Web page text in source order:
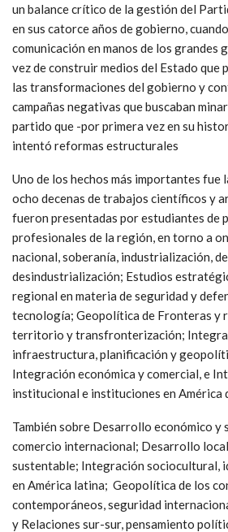
un balance crítico de la gestión del
en sus catorce años de gobierno,
comunicación en manos de los grandes
vez de construir medios del Estado que
las transformaciones del gobierno y
campañas negativas que buscaban
partido que -por primera vez en su
intentó reformas estructurales
Uno de los hechos más importantes fue
ocho decenas de trabajos científicos y
fueron presentadas por estudiantes de
profesionales de la región, en torno a
nacional, soberanía, industrialización,
desindustrialización; Estudios
regional en materia de seguridad y
tecnología; Geopolítica de Fronteras y
territorio y transfronterización;
infraestructura, planificación y
Integración económica y comercial, e
institucional e instituciones en América
También sobre Desarrollo económico y
comercio internacional; Desarrollo
sustentable; Integración sociocultural,
en América latina; Geopolítica de los
contemporáneos, seguridad
y Relaciones sur-sur, pensamiento